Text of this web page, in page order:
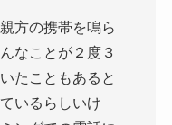
方の携帯を鳴ら
なことが２度３
たこともあると
いるらしいけ